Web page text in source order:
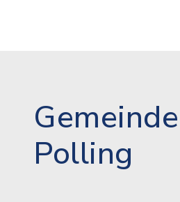
Gemeinde
Polling